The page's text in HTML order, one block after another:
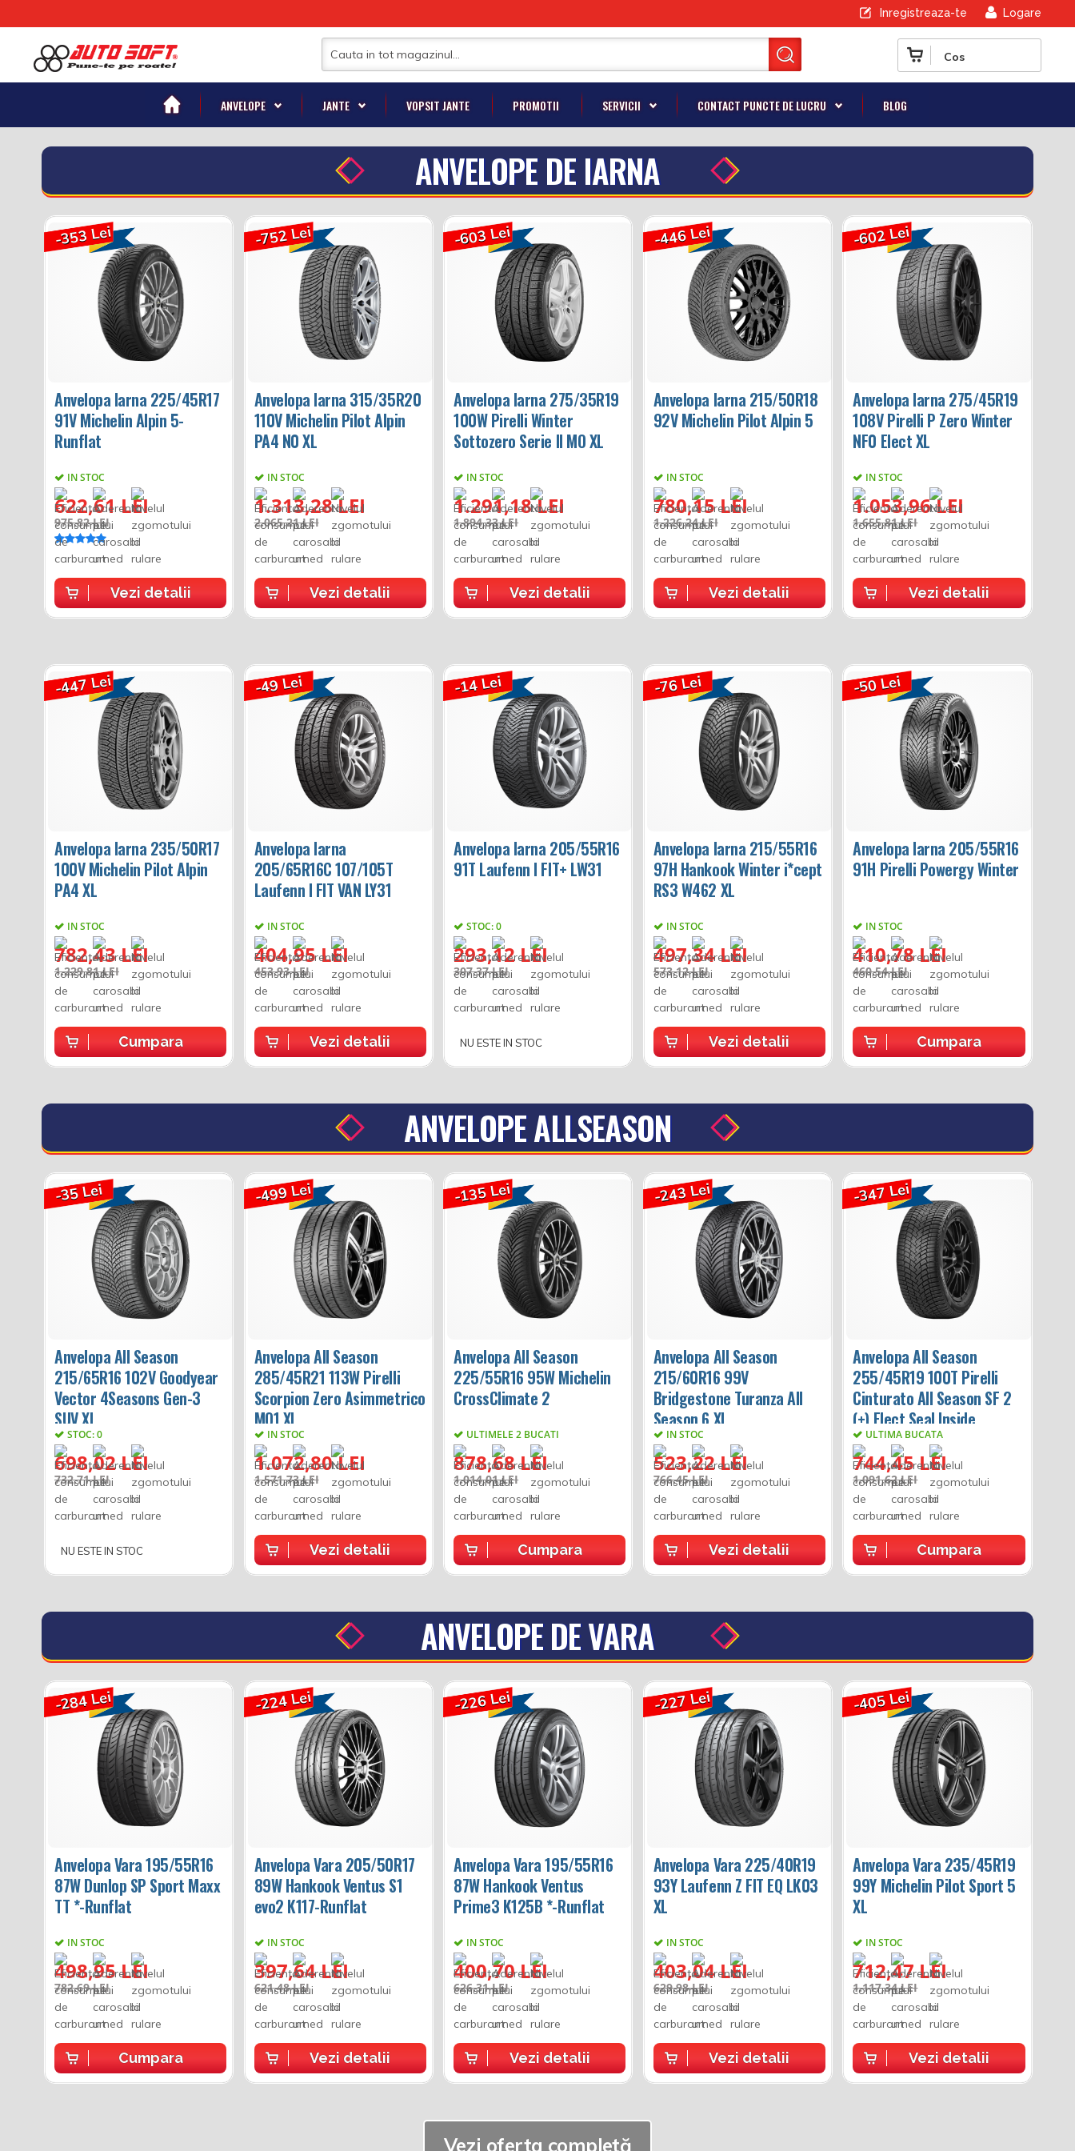
Cos
ANVELOPE JANTE VOPSIT JANTE PROMOTII SERVICII CONTACT PUNCTE DE LUCRU BLOG
Logare
Inregistreaza-te
ANVELOPE DE IARNA
Anvelopa Iarna 225/45R17
91V Michelin Alpin 5-
Runflat
IN STOC
622,61 LEI
-353 Lei
975,82 LEI
Vezi detalii
Anvelopa Iarna 315/35R20
110V Michelin Pilot Alpin
PA4 N0 XL
IN STOC
1.313,28 LEI
-752 Lei
2.065,21 LEI
Vezi detalii
Anvelopa Iarna 275/35R19
100W Pirelli Winter
Sottozero Serie II MO XL
IN STOC
1.291,18 LEI
-603 Lei
1.894,33 LEI
Vezi detalii
Anvelopa Iarna 215/50R18
92V Michelin Pilot Alpin 5
IN STOC
780,15 LEI
-446 Lei
1.226,24 LEI
Vezi detalii
Anvelopa Iarna 275/45R19
108V Pirelli P Zero Winter
NF0 Elect XL
IN STOC
1.053,96 LEI
-602 Lei
1.655,81 LEI
Vezi detalii
Anvelopa Iarna 235/50R17
100V Michelin Pilot Alpin
PA4 XL
IN STOC
782,43 LEI
-447 Lei
1.229,81 LEI
Cumpara
Anvelopa Iarna
205/65R16C 107/105T
Laufenn I FIT VAN LY31
IN STOC
404,95 LEI
-49 Lei
453,93 LEI
Vezi detalii
Anvelopa Iarna 205/55R16
91T Laufenn I FIT+ LW31
STOC: 0
293,12 LEI
-14 Lei
307,37 LEI
NU ESTE IN STOC
Anvelopa Iarna 215/55R16
97H Hankook Winter i*cept
RS3 W462 XL
IN STOC
497,34 LEI
-76 Lei
573,12 LEI
Vezi detalii
Anvelopa Iarna 205/55R16
91H Pirelli Powergy Winter
IN STOC
410,78 LEI
-50 Lei
460,54 LEI
Cumpara
ANVELOPE ALLSEASON
Anvelopa All Season
215/65R16 102V Goodyear
Vector 4Seasons Gen-3
SUV XL
STOC: 0
698,02 LEI
-35 Lei
732,71 LEI
NU ESTE IN STOC
Anvelopa All Season
285/45R21 113W Pirelli
Scorpion Zero Asimmetrico
MO1 XL
IN STOC
1.072,80 LEI
-499 Lei
1.571,73 LEI
Vezi detalii
Anvelopa All Season
225/55R16 95W Michelin
CrossClimate 2
ULTIMELE 2 BUCATI
878,68 LEI
-135 Lei
1.014,01 LEI
Cumpara
Anvelopa All Season
215/60R16 99V
Bridgestone Turanza All
Season 6 XL
IN STOC
523,22 LEI
-243 Lei
766,45 LEI
Vezi detalii
Anvelopa All Season
255/45R19 100T Pirelli
Cinturato All Season SF 2
(+) Elect Seal Inside
ULTIMA BUCATA
744,45 LEI
-347 Lei
1.091,62 LEI
Cumpara
ANVELOPE DE VARA
Anvelopa Vara 195/55R16
87W Dunlop SP Sport Maxx
TT *-Runflat
IN STOC
498,95 LEI
-284 Lei
782,69 LEI
Cumpara
Anvelopa Vara 205/50R17
89W Hankook Ventus S1
evo2 K117-Runflat
IN STOC
397,64 LEI
-224 Lei
621,48 LEI
Vezi detalii
Anvelopa Vara 195/55R16
87W Hankook Ventus
Prime3 K125B *-Runflat
IN STOC
400,70 LEI
-226 Lei
626,31 LEI
Vezi detalii
Anvelopa Vara 225/40R19
93Y Laufenn Z FIT EQ LK03
XL
IN STOC
403,04 LEI
-227 Lei
629,98 LEI
Vezi detalii
Anvelopa Vara 235/45R19
99Y Michelin Pilot Sport 5
XL
IN STOC
712,47 LEI
-405 Lei
1.117,34 LEI
Vezi detalii
Vezi oferta completă